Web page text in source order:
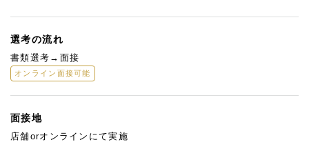
選考の流れ
書類選考→面接
オンライン面接可能
面接地
店舗orオンラインにて実施